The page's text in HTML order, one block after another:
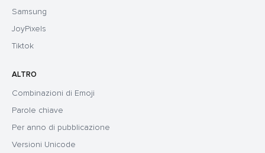
Samsung
JoyPixels
Tiktok
ALTRO
Combinazioni di Emoji
Parole chiave
Per anno di pubblicazione
Versioni Unicode